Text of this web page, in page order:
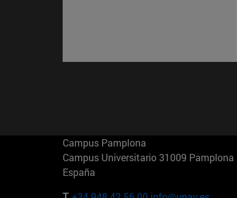
Campus Pamplona
Campus Universitario 31009 Pamplona
España